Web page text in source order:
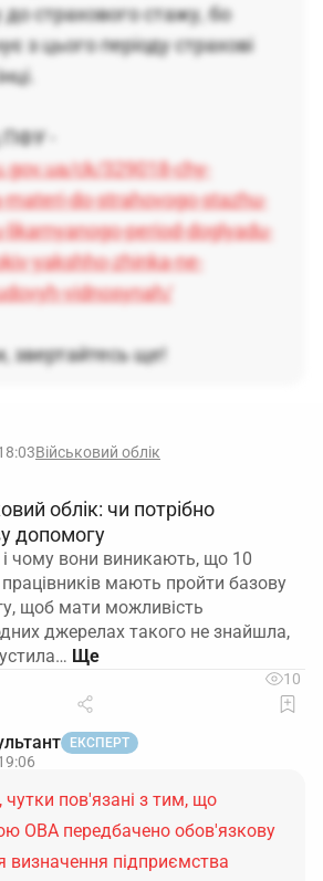
до страхового стажу, бо
з цього періоду страхові
-
ck/329018-chy-
do-strahovogo-stazhu-
likarnyanogo-period-doglyadu-
yakshho-zhinka-ne-
vidnosynah/
звертайтесь ще!
Військовий облік
облік: чи потрібно
допомогу
і чому вони виникають, що 10
працівників мають пройти базову
щоб мати можливість
джерелах такого не знайшла,
10
ЕКСПЕРТ
пов'язані з тим, що
ОВА передбачено обов'язкову
визначення підприємства